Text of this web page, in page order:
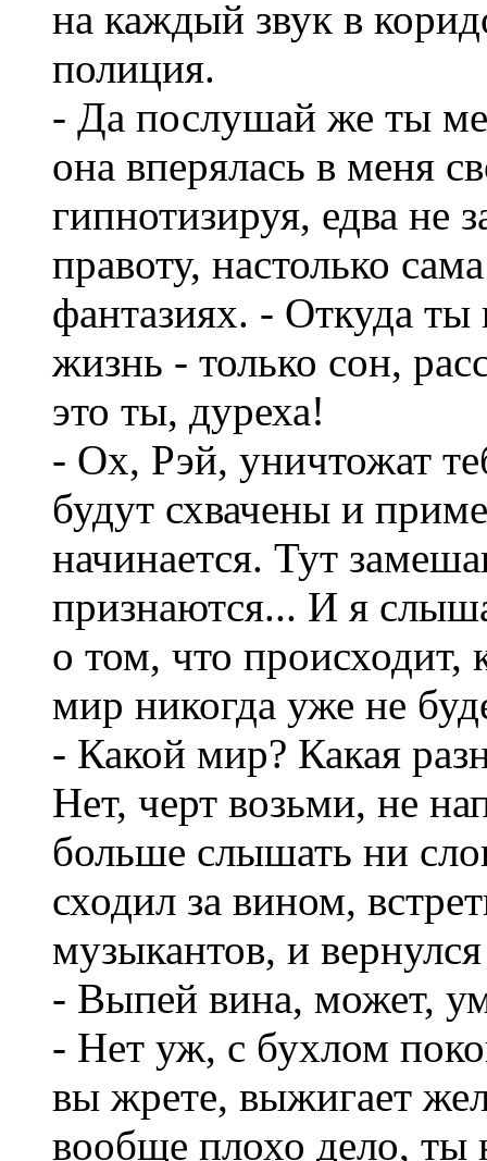
на каждый звук в
полиция.
- Да послушай же ты
она вперялась в меня
гипнотизируя, едва не
правоту, настолько
фантазиях. - Откуда ты
жизнь - только сон,
это ты, дуреха!
- Ох, Рэй, уничтожат
будут схвачены и
начинается. Тут
признаются... И я
о том, что
мир никогда уже не
- Какой мир? Какая
Нет, черт возьми, не
больше слышать ни
сходил за вином,
музыкантов, и
- Выпей вина, может,
- Нет уж, с бухлом
вы жрете, выжигает
вообще плохо дело, ты